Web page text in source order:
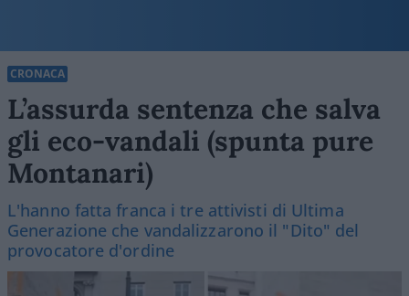
CRONACA
L’assurda sentenza che salva
gli eco-vandali (spunta pure
Montanari)
L'hanno fatta franca i tre attivisti di Ultima
Generazione che vandalizzarono il "Dito" del
provocatore d'ordine